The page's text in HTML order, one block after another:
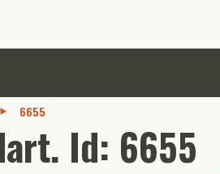
6655
Id: 6655